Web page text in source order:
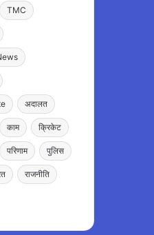
TMC
अदालत
काम क्रिकेट
परिणाम पुलिस
राजनीति